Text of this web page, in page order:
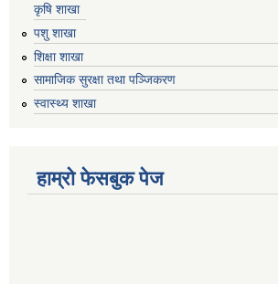
कृषि शाखा
पशु शाखा
शिक्षा शाखा
सामाजिक सुरक्षा तथा पञ्जिकरण
स्वास्थ्य शाखा
हाम्रो फेसबुक पेज